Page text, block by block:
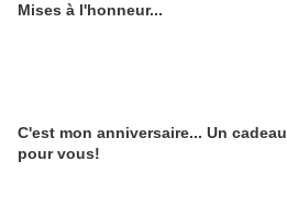
Mises à l'honneur...
C'est mon anniversaire... Un cadeau
pour vous!